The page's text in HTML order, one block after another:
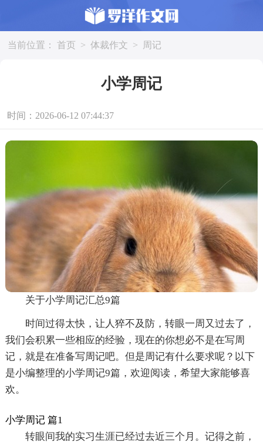
当前位置： 首页 > 体裁作文 > 周记
小学周记
时间：2026-06-12 07:44:37
关于小学周记汇总9篇
时间过得太快，让人猝不及防，转眼一周又过去了，
我们会积累一些相应的经验，现在的你想必不是在写周
记，就是在准备写周记吧。但是周记有什么要求呢？以下
是小编整理的小学周记9篇，欢迎阅读，希望大家能够喜
欢。
小学周记 篇1
转眼间我的实习生涯已经过去近三个月。记得之前，